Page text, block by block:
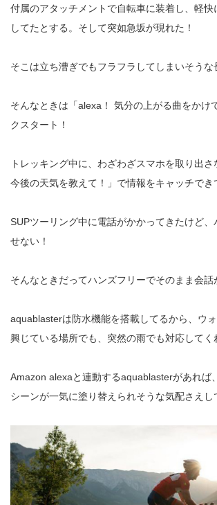
付属のアタッチメントで自転車に装着し、軽快
してたとする。そして突如急坂が現れた！
そこは立ち漕ぎでもフラフラしてしまいそうな
そんなときは「alexa！ 気分の上がる曲をかけ
クスタート！
トレッキング中に、わざわざスマホを取り出さ
今後の天気を教えて！
」で情報をキャッチでき
SUPツーリング中に電話がかかってきたけど
せない！
そんなときだってハンズフリーでそのまま会話
aquablasterは防水機能を搭載してるから、ウ
興じている場所でも、突然の雨でも対応してく
Amazon alexaと連動するaquablasterがあれば
シーンが一気に塗り替えられそうな気配さえし